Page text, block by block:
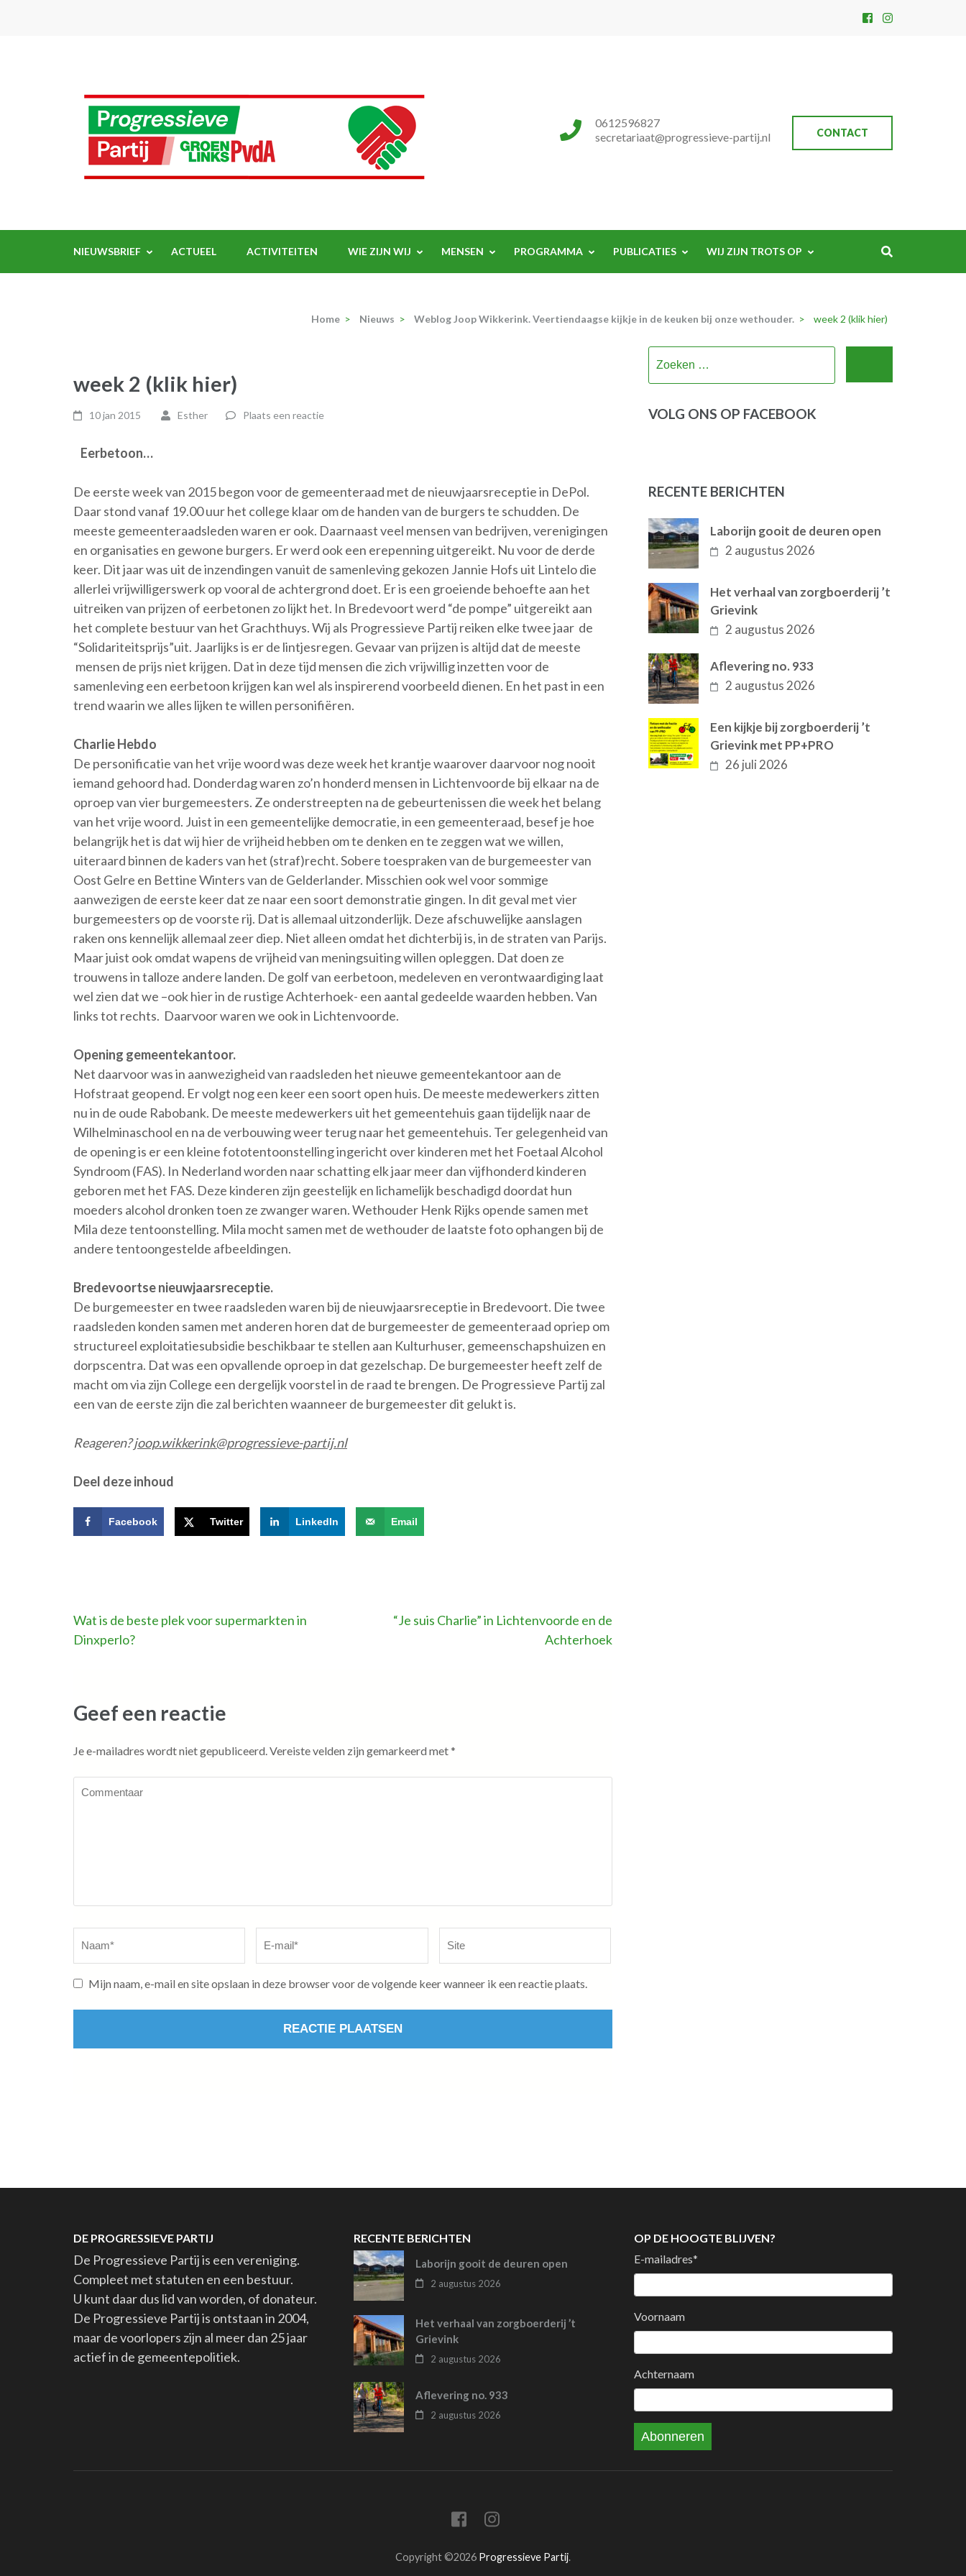
CONTACT
0612596827
secretariaat@progressieve-partij.nl
NIEUWSBRIEF ACTUEEL ACTIVITEITEN WIE ZIJN WIJ MENSEN PROGRAMMA PUBLICATIES WIJ ZIJN TROTS OP
Home > Nieuws > Weblog Joop Wikkerink. Veertiendaagse kijkje in de keuken bij onze wethouder. > week 2 (klik hier)
week 2 (klik hier)
10 jan 2015 Esther Plaats een reactie
Eerbetoon…
De eerste week van 2015 begon voor de gemeenteraad met de nieuwjaarsreceptie in DePol.
Daar stond vanaf 19.00 uur het college klaar om de handen van de burgers te schudden. De
meeste gemeenteraadsleden waren er ook. Daarnaast veel mensen van bedrijven, verenigingen
en organisaties en gewone burgers. Er werd ook een erepenning uitgereikt. Nu voor de derde
keer. Dit jaar was uit de inzendingen vanuit de samenleving gekozen Jannie Hofs uit Lintelo die
allerlei vrijwilligerswerk op vooral de achtergrond doet. Er is een groeiende behoefte aan het
uitreiken van prijzen of eerbetonen zo lijkt het. In Bredevoort werd “de pompe” uitgereikt aan
het complete bestuur van het Grachthuys. Wij als Progressieve Partij reiken elke twee jaar de
“Solidariteitsprijs”uit. Jaarlijks is er de lintjesregen. Gevaar van prijzen is altijd dat de meeste
mensen de prijs niet krijgen. Dat in deze tijd mensen die zich vrijwillig inzetten voor de
samenleving een eerbetoon krijgen kan wel als inspirerend voorbeeld dienen. En het past in een
trend waarin we alles lijken te willen personifiëren.
Charlie Hebdo
De personificatie van het vrije woord was deze week het krantje waarover daarvoor nog nooit
iemand gehoord had. Donderdag waren zo’n honderd mensen in Lichtenvoorde bij elkaar na de
oproep van vier burgemeesters. Ze onderstreepten na de gebeurtenissen die week het belang
van het vrije woord. Juist in een gemeentelijke democratie, in een gemeenteraad, besef je hoe
belangrijk het is dat wij hier de vrijheid hebben om te denken en te zeggen wat we willen,
uiteraard binnen de kaders van het (straf)recht. Sobere toespraken van de burgemeester van
Oost Gelre en Bettine Winters van de Gelderlander. Misschien ook wel voor sommige
aanwezigen de eerste keer dat ze naar een soort demonstratie gingen. In dit geval met vier
burgemeesters op de voorste rij. Dat is allemaal uitzonderlijk. Deze afschuwelijke aanslagen
raken ons kennelijk allemaal zeer diep. Niet alleen omdat het dichterbij is, in de straten van Parijs.
Maar juist ook omdat wapens de vrijheid van meningsuiting willen opleggen. Dat doen ze
trouwens in talloze andere landen. De golf van eerbetoon, medeleven en verontwaardiging laat
wel zien dat we –ook hier in de rustige Achterhoek- een aantal gedeelde waarden hebben. Van
links tot rechts. Daarvoor waren we ook in Lichtenvoorde.
Opening gemeentekantoor.
Net daarvoor was in aanwezigheid van raadsleden het nieuwe gemeentekantoor aan de
Hofstraat geopend. Er volgt nog een keer een soort open huis. De meeste medewerkers zitten
nu in de oude Rabobank. De meeste medewerkers uit het gemeentehuis gaan tijdelijk naar de
Wilhelminaschool en na de verbouwing weer terug naar het gemeentehuis. Ter gelegenheid van
de opening is er een kleine fototentoonstelling ingericht over kinderen met het Foetaal Alcohol
Syndroom (FAS). In Nederland worden naar schatting elk jaar meer dan vijfhonderd kinderen
geboren met het FAS. Deze kinderen zijn geestelijk en lichamelijk beschadigd doordat hun
moeders alcohol dronken toen ze zwanger waren. Wethouder Henk Rijks opende samen met
Mila deze tentoonstelling. Mila mocht samen met de wethouder de laatste foto ophangen bij de
andere tentoongestelde afbeeldingen.
Bredevoortse nieuwjaarsreceptie.
De burgemeester en twee raadsleden waren bij de nieuwjaarsreceptie in Bredevoort. Die twee
raadsleden konden samen met anderen horen dat de burgemeester de gemeenteraad opriep om
structureel exploitatiesubsidie beschikbaar te stellen aan Kulturhuser, gemeenschapshuizen en
dorpscentra. Dat was een opvallende oproep in dat gezelschap. De burgemeester heeft zelf de
macht om via zijn College een dergelijk voorstel in de raad te brengen. De Progressieve Partij zal
een van de eerste zijn die zal berichten waanneer de burgemeester dit gelukt is.
Reageren?joop.wikkerink@progressieve-partij.nl
Deel deze inhoud
Facebook Twitter LinkedIn Email
Bericht
navigatie
Wat is de beste plek voor supermarkten in
Dinxperlo?
“Je suis Charlie” in Lichtenvoorde en de
Achterhoek
Geef een reactie
Je e-mailadres wordt niet gepubliceerd. Vereiste velden zijn gemarkeerd met*
mail*
Mijn naam, e-mail en site opslaan in deze browser voor de volgende keer wanneer ik een reactie plaats.
VOLG ONS OP FACEBOOK
RECENTE BERICHTEN
Laborijn gooit de deuren open
2 augustus 2026
Het verhaal van zorgboerderij ’t
Grievink
2 augustus 2026
Aflevering no. 933
2 augustus 2026
Een kijkje bij zorgboerderij ’t
Grievink met PP+PRO
26 juli 2026
DE PROGRESSIEVE PARTIJ
De Progressieve Partij is een vereniging.
Compleet met statuten en een bestuur.
U kunt daar dus lid van worden, of donateur.
De Progressieve Partij is ontstaan in 2004,
maar de voorlopers zijn al meer dan 25 jaar
actief in de gemeentepolitiek.
RECENTE BERICHTEN
Laborijn gooit de deuren open
2 augustus 2026
Het verhaal van zorgboerderij ’t
Grievink
2 augustus 2026
Aflevering no. 933
2 augustus 2026
OP DE HOOGTE BLIJVEN?
E-mailadres*
Voornaam
Achternaam
Abonneren
Copyright ©2026 Progressieve Partij.